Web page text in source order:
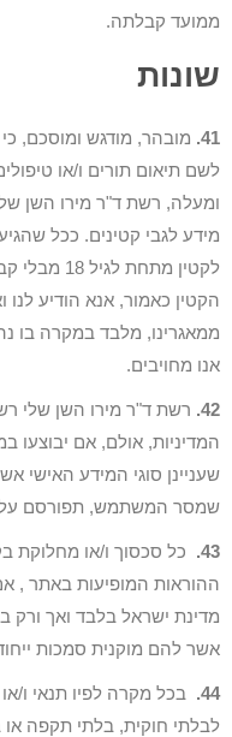
ממועד קבלתה.
שונות
41. מובהר, מודגש ומוסכם, כי
ומעלה, רשת ד"ר מירו השן
מידע לגבי קטינים. ככל
לקטין
הקטין כאמור, אנא הודיע
ממאגרינו, מלבד במקרה בו
אנו מחויבים.
42. רשת ד"ר מירו השן שלי
המדיניות, אולם, אם יבוצעו
שעניינן סוגי המידע האישי
שמסר המשתמש, תפורסם
43.
כל סכסוך ו/או מחלוקת
ההוראות המופיעות באתר ,
מדינת ישראל בלבד ואך
אשר להם מוקנית סמכות
44.
בכל מקרה לפיו תנאי ו/
לבלתי חוקית, בלתי תקפה או